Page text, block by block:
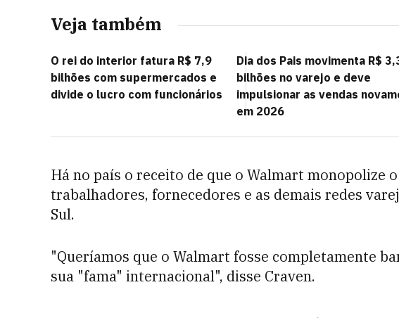
Veja também
O rei do interior fatura R$ 7,9
bilhões com supermercados e
divide o lucro com funcionários
Dia dos Pais movimenta R$
bilhões no varejo e deve
impulsionar as vendas
em 2026
Há no país o receito de que o Walmart monopolize
trabalhadores, fornecedores e as demais redes
Sul.
"Queríamos que o Walmart fosse completamente
sua "fama" internacional", disse Craven.